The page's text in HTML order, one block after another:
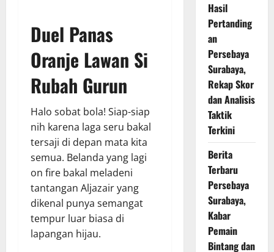
Duel Panas
Oranje Lawan Si
Rubah Gurun
Halo sobat bola! Siap-siap
nih karena laga seru bakal
tersaji di depan mata kita
semua. Belanda yang lagi
on fire bakal meladeni
tantangan Aljazair yang
dikenal punya semangat
tempur luar biasa di
lapangan hijau.
Hasil
Pertanding
an
Persebaya
Surabaya,
Rekap Skor
dan Analisis
Taktik
Terkini
Berita
Terbaru
Persebaya
Surabaya,
Kabar
Pemain
Bintang dan